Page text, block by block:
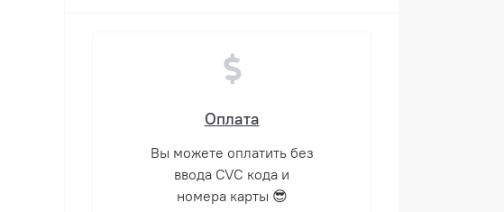
Оплата
Вы можете оплатить без
ввода CVC кода и
номера карты 😎